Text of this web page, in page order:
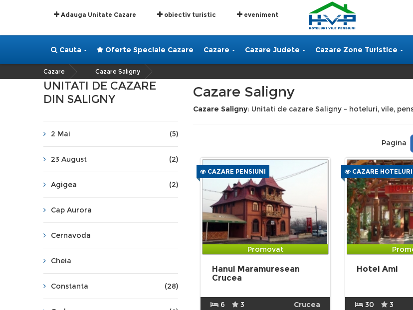
Adauga Unitate Cazare obiectiv turistic eveniment
Cauta Oferte Speciale Cazare Cazare Cazare Judete Cazare Zone Turistice
Cazare Cazare Saligny
UNITATI DE CAZARE
DIN SALIGNY
2 Mai (5)
23 August (2)
Agigea (2)
Cap Aurora
Cernavoda
Cheia
Constanta (28)
Cazare Saligny
Cazare Saligny: Unitati de cazare Saligny - hoteluri, vile,
Pagina
CAZARE PENSIUNI
Promovat
Hanul Maramuresean
Crucea
6 3 Crucea
CAZARE HOTELURI
Hotel Ami
30 3